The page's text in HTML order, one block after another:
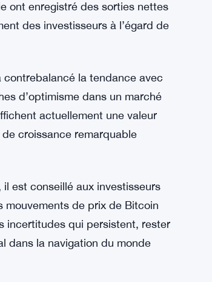
de Valkyrie, signalant un
établis comme le ARKB d’ARK
exacerbant davantage la
avec un montant stupéfiant de
à près de 17 milliards de
ont enregistré des sorties nettes
des investisseurs à l’égard de
la tendance avec
d’optimisme dans un marché
actuellement une valeur
croissance remarquable